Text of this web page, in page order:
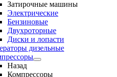
Затирочные машины
Электрические
Бензиновые
Двухроторные
Диски и лопасти
дизельные
Назад
Компрессоры